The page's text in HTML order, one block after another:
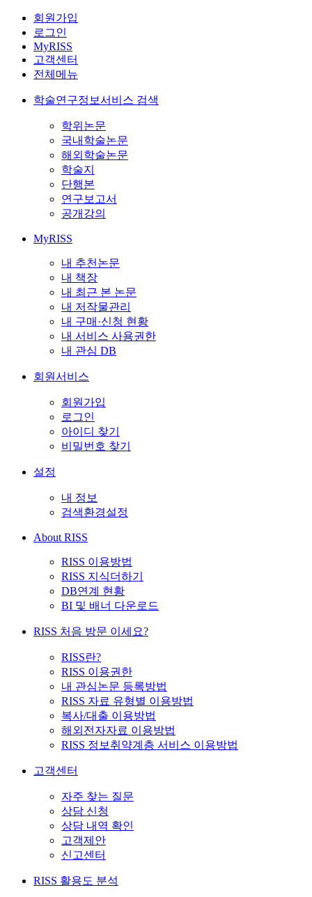
회원가입
로그인
MyRISS
고객센터
전체메뉴
학술연구정보서비스 검색
학위논문
국내학술논문
해외학술논문
학술지
단행본
연구보고서
공개강의
MyRISS
내 추천논문
내 책장
내 최근 본 논문
내 저작물관리
내 구매·신청 현황
내 서비스 사용권한
내 관심 DB
회원서비스
회원가입
로그인
아이디 찾기
비밀번호 찾기
설정
내 정보
검색환경설정
About RISS
RISS 이용방법
RISS 지식더하기
DB연계 현황
BI 및 배너 다운로드
RISS 처음 방문 이세요?
RISS란?
RISS 이용권한
내 관심논문 등록방법
RISS 자료 유형별 이용방법
복사/대출 이용방법
해외전자자료 이용방법
RISS 정보취약계층 서비스 이용방법
고객센터
자주 찾는 질문
상담 신청
상담 내역 확인
고객제안
신고센터
RISS 활용도 분석